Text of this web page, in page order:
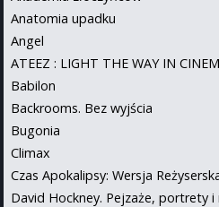
Anatomia upadku
Angel
ATEEZ : LIGHT THE WAY IN
Babilon
Backrooms. Bez wyjścia
Bugonia
Climax
Czas Apokalipsy: Wersja
David Hockney. Pejzaże, portrety